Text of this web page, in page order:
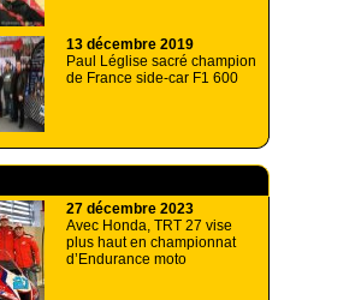
13 décembre 2019
Paul Léglise sacré champion
de France side-car F1 600
27 décembre 2023
Avec Honda, TRT 27 vise
plus haut en championnat
d’Endurance moto